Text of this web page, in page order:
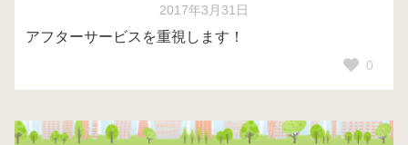
2017年3月31日
アフターサービスを重視します！
0